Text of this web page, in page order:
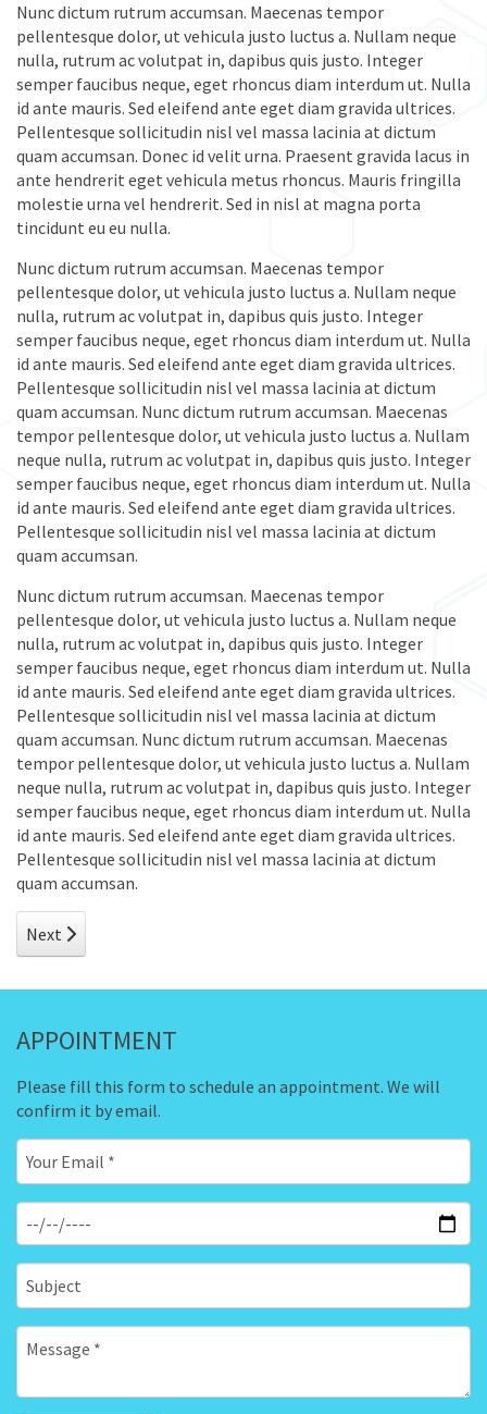
Nunc dictum rutrum accumsan. Maecenas tempor
pellentesque dolor, ut vehicula justo luctus a. Nullam neque
nulla, rutrum ac volutpat in, dapibus quis justo. Integer
semper faucibus neque, eget rhoncus diam interdum ut. Nulla
id ante mauris. Sed eleifend ante eget diam gravida ultrices.
Pellentesque sollicitudin nisl vel massa lacinia at dictum
quam accumsan. Donec id velit urna. Praesent gravida lacus in
ante hendrerit eget vehicula metus rhoncus. Mauris fringilla
molestie urna vel hendrerit. Sed in nisl at magna porta
tincidunt eu eu nulla.
Nunc dictum rutrum accumsan. Maecenas tempor
pellentesque dolor, ut vehicula justo luctus a. Nullam neque
nulla, rutrum ac volutpat in, dapibus quis justo. Integer
semper faucibus neque, eget rhoncus diam interdum ut. Nulla
id ante mauris. Sed eleifend ante eget diam gravida ultrices.
Pellentesque sollicitudin nisl vel massa lacinia at dictum
quam accumsan. Nunc dictum rutrum accumsan. Maecenas
tempor pellentesque dolor, ut vehicula justo luctus a. Nullam
neque nulla, rutrum ac volutpat in, dapibus quis justo. Integer
semper faucibus neque, eget rhoncus diam interdum ut. Nulla
id ante mauris. Sed eleifend ante eget diam gravida ultrices.
Pellentesque sollicitudin nisl vel massa lacinia at dictum
quam accumsan.
Nunc dictum rutrum accumsan. Maecenas tempor
pellentesque dolor, ut vehicula justo luctus a. Nullam neque
nulla, rutrum ac volutpat in, dapibus quis justo. Integer
semper faucibus neque, eget rhoncus diam interdum ut. Nulla
id ante mauris. Sed eleifend ante eget diam gravida ultrices.
Pellentesque sollicitudin nisl vel massa lacinia at dictum
quam accumsan. Nunc dictum rutrum accumsan. Maecenas
tempor pellentesque dolor, ut vehicula justo luctus a. Nullam
neque nulla, rutrum ac volutpat in, dapibus quis justo. Integer
semper faucibus neque, eget rhoncus diam interdum ut. Nulla
id ante mauris. Sed eleifend ante eget diam gravida ultrices.
Pellentesque sollicitudin nisl vel massa lacinia at dictum
quam accumsan.
Next article: Lorem Ipsum Dolor Sit Amet
Next
APPOINTMENT
Please fill this form to schedule an appointment. We will
confirm it by email.